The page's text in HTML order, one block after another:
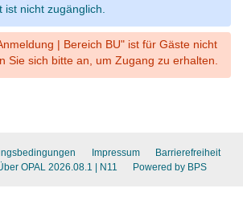
ist nicht zugänglich.
| Bereich BU" ist für Gäste nicht
Sie sich bitte an, um Zugang zu erhalten.
Impressum
Barrierefreiheit
OPAL 2026.08.1 | N11 Powered by BPS